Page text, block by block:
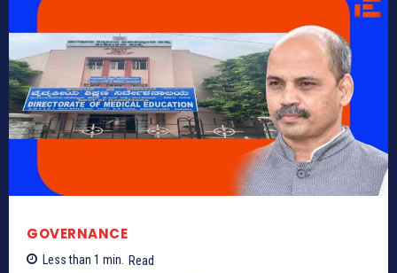
GOVERNANCE
Less than 1 min. Read